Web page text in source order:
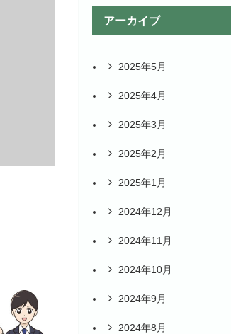
アーカイブ
2025年5月
2025年4月
2025年3月
2025年2月
2025年1月
2024年12月
2024年11月
2024年10月
2024年9月
2024年8月